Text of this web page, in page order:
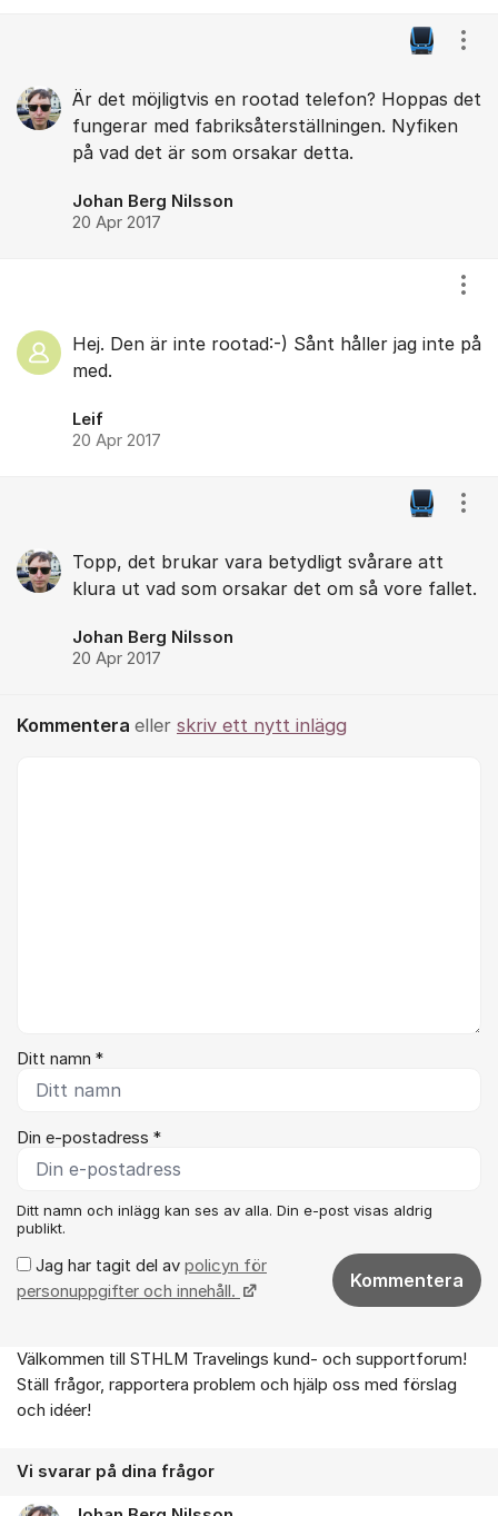
Är det möjligtvis en rootad telefon? Hoppas det
fungerar med fabriksåterställningen. Nyfiken
på vad det är som orsakar detta.
Johan Berg Nilsson
20 Apr 2017
Hej. Den är inte rootad:-) Sånt håller jag inte på
med.
Leif
20 Apr 2017
Topp, det brukar vara betydligt svårare att
klura ut vad som orsakar det om så vore fallet.
Johan Berg Nilsson
20 Apr 2017
Kommentera eller skriv ett nytt inlägg
Ditt namn *
Din e-postadress *
Ditt namn och inlägg kan ses av alla. Din e-post visas aldrig
publikt.
Jag har tagit del av policyn för
personuppgifter och innehåll.
Kommentera
Om forumet
Välkommen till STHLM Travelings kund- och supportforum!
Ställ frågor, rapportera problem och hjälp oss med förslag
och idéer!
Vi svarar på dina frågor